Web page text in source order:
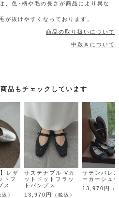
、色･柄や毛の長さが商品により異な
抜けやすくなっております。
商品の取り扱いについて
中敷きについて
品もチェックしています
レザ
トフ
ス
込）
サステナブル Vカ
ットドットフラッ
トパンプス
13,970円
（税込）
サテンバレ
ーカーシュ
13,970円
（